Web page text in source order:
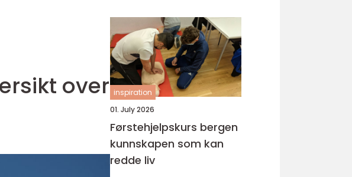
over inspiration
01. July 2026
Førstehjelpskurs bergen
kunnskapen som kan
redde liv